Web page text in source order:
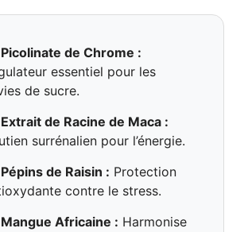
Picolinate de Chrome :
essentiel pour les
de sucre.
Extrait de Racine de Maca :
surrénalien pour l’énergie.
Pépins de Raisin : Protection
contre le stress.
Mangue Africaine : Harmonise